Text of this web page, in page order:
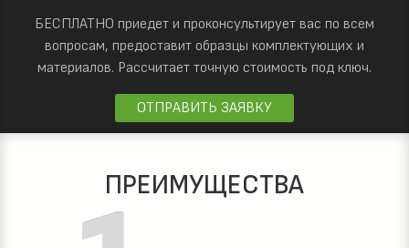
БЕСПЛАТНО приедет и проконсультирует вас по всем
вопросам, предоставит образцы комплектующих и
материалов. Рассчитает точную стоимость под ключ.
ОТПРАВИТЬ ЗАЯВКУ
ПРЕИМУЩЕСТВА